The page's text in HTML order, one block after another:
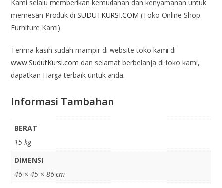
Kami selalu memberikan kemudahan dan kenyamanan untuk
memesan Produk diSUDUTKURSI.COM (Toko Online Shop
Furniture Kami)
Terima kasih sudah mampir di website toko kami di
www.SudutKursi.com dan selamat berbelanja di toko kami,
dapatkan Harga terbaik untuk anda.
Informasi Tambahan
BERAT
15 kg
DIMENSI
46 × 45 × 86 cm